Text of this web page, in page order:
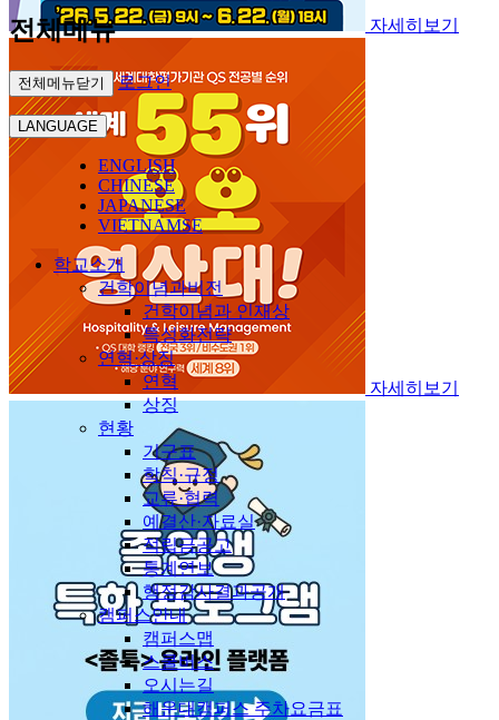
자세히보기
자세히보기
전체메뉴
전체메뉴닫기 로그인
LANGUAGE
ENGLISH
CHINESE
JAPANESE
VIETNAMSE
학교소개
건학이념과비전
건학이념과 인재상
특성화전략
연혁·상징
연혁
상징
현황
기구표
학칙·규정
교류·협력
예결산·자료실
적립금공고
통계연보
행정감사결과공개
캠퍼스안내
캠퍼스맵
스쿨버스
오시는길
해운대캠퍼스 주차요금표